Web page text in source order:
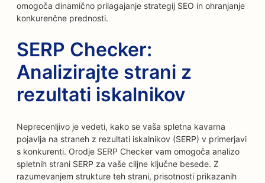
omogoča dinamično prilagajanje strategij SEO in ohranjanje
konkurenčne prednosti.
SERP Checker:
Analizirajte strani z
rezultati iskalnikov
Neprecenljivo je vedeti, kako se vaša spletna kavarna
pojavlja na straneh z rezultati iskalnikov (SERP) v primerjavi
s konkurenti. Orodje SERP Checker vam omogoča analizo
spletnih strani SERP za vaše ciljne ključne besede. Z
razumevanjem strukture teh strani, prisotnosti prikazanih